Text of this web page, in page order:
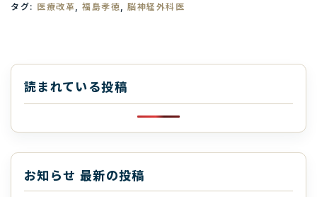
タグ: 医療改革 福島孝徳 脳神経外科医
読まれている投稿
お知らせ 最新の投稿